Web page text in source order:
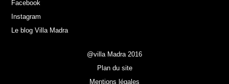
Facebook
Instagram
Le blog Villa Madra
@villa Madra 2016
Plan du site
Mentions légales